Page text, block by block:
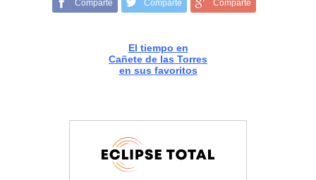
Comparte Comparte Comparte
El tiempo en
Cañete de las Torres
en sus favoritos